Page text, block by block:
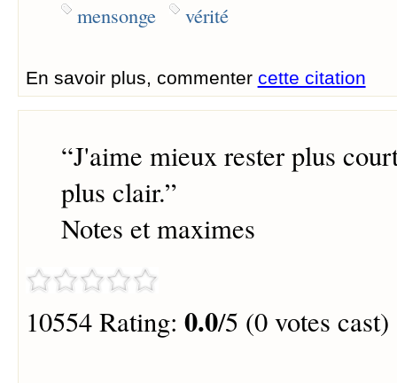
mensonge vérité
En savoir plus, commenter cette citation
“J'aime mieux rester plus
plus clair.”
Notes et maximes
10554 Rating: 0.0/5 (0 votes cast)